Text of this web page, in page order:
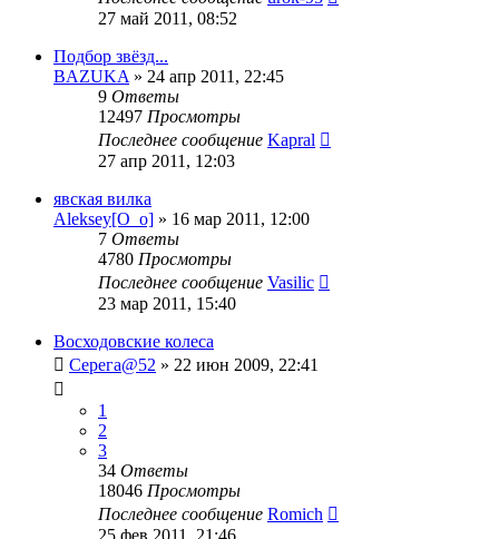
27 май 2011, 08:52
Подбор звёзд...
BAZUKA » 24 апр 2011, 22:45
9 Ответы
12497 Просмотры
Последнее сообщение Kapral
27 апр 2011, 12:03
явская вилка
Aleksey[O_o] » 16 мар 2011, 12:00
7 Ответы
4780 Просмотры
Последнее сообщение Vasilic
23 мар 2011, 15:40
Восходовские колеса
Серега@52 » 22 июн 2009, 22:41
1
2
3
34 Ответы
18046 Просмотры
Последнее сообщение Romich
25 фев 2011, 21:46